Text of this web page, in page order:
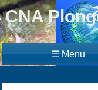
CNA
☰ Menu